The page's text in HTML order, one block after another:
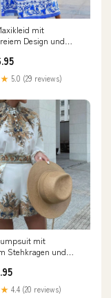
mit
Design und
und Winter
5.0 (29 reviews)
mit
Stehkragen und
4.4 (20 reviews)